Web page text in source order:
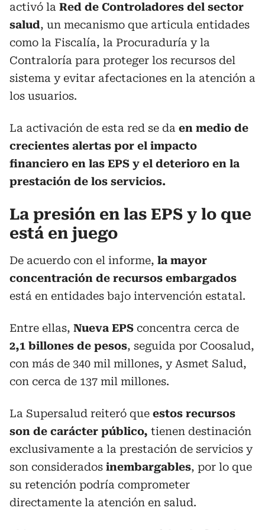
activó la Red de Controladores del sector
salud, un mecanismo que articula entidades
como la Fiscalía, la Procuraduría y la
Contraloría para proteger los recursos del
sistema y evitar afectaciones en la atención a
los usuarios.
La activación de esta red se da en medio de
crecientes alertas por el impacto
financiero en las EPS y el deterioro en la
prestación de los servicios.
La presión en las EPS y lo que
está en juego
De acuerdo con el informe, la mayor
concentración de recursos embargados
está en entidades bajo intervención estatal.
Entre ellas, Nueva EPS concentra cerca de
2,1 billones de pesos, seguida por Coosalud,
con más de 340 mil millones, y Asmet Salud,
con cerca de 137 mil millones.
La Supersalud reiteró que estos recursos
son de carácter público, tienen destinación
exclusivamente a la prestación de servicios y
son considerados inembargables, por lo que
su retención podría comprometer
directamente la atención en salud.